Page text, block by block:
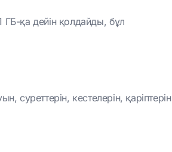
қа дейін қолдайды, бұл
суреттерін, кестелерін, қаріптерін